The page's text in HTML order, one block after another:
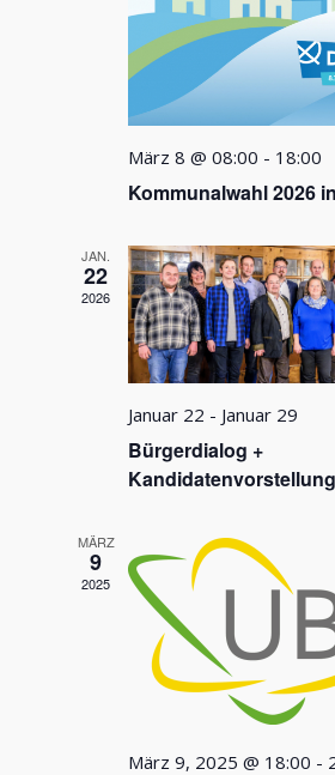
März 8 @ 08:00 - 18:00
Kommunalwahl 2026
JAN.
22
2026
Januar 22 - Januar 29
Bürgerdialog +
Kandidatenvorstellung
MÄRZ
9
2025
März 9, 2025 @ 18:00 -